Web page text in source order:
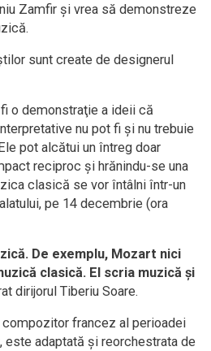
Zamfir şi vrea să demonstreze
sunt create de designerul
o demonstraţie a ideii că
nu pot fi şi nu trebuie
pot alcătui un întreg doar
reciproc şi hrănindu-se una
clasică se vor întâlni într-un
pe 14 decembrie (ora
De exemplu, Mozart nici
clasică. El scria muzică şi
dirijorul Tiberiu Soare.
francez al perioadei
este adaptată şi reorchestrata de